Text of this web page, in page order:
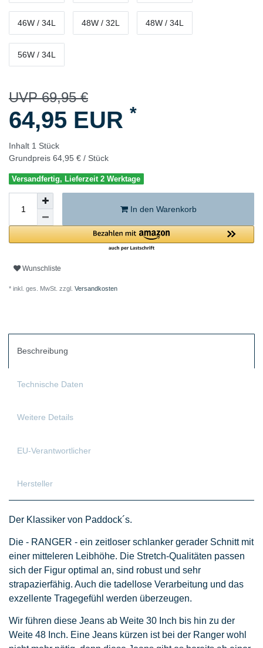
46W / 34L 48W / 32L 48W / 34L
56W / 34L
UVP 69,95 €
64,95 EUR *
Inhalt 1 Stück
Grundpreis 64,95 € / Stück
Versandfertig, Lieferzeit 2 Werktage
In den Warenkorb
Wunschliste
* inkl. ges. MwSt. zzgl. Versandkosten
Beschreibung
Technische Daten
Weitere Details
EU-Verantwortlicher
Hersteller
Der Klassiker von Paddock´s.
Die - RANGER - ein zeitloser schlanker gerader Schnitt mit
einer mitteleren Leibhöhe. Die Stretch-Qualitäten passen
sich der Figur optimal an, sind robust und sehr
strapazierfähig. Auch die tadellose Verarbeitung und das
exzellente Tragegefühl werden überzeugen.
Wir führen diese Jeans ab Weite 30 Inch bis hin zu der
Weite 48 Inch. Eine Jeans kürzen ist bei der Ranger wohl